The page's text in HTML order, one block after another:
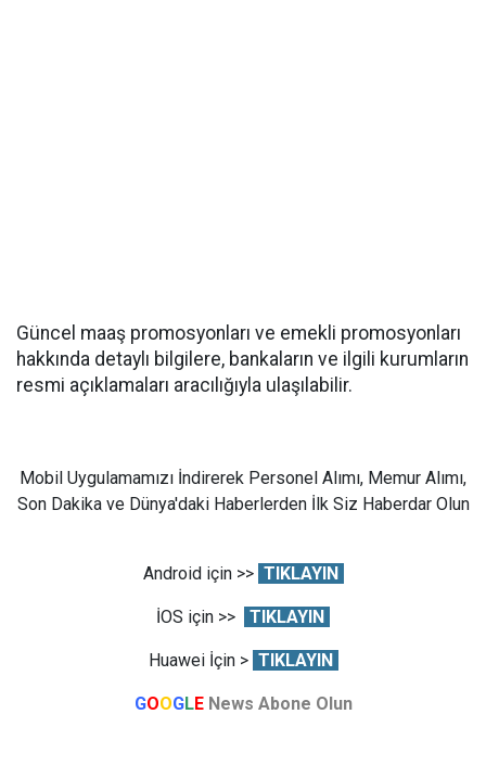
Güncel maaş promosyonları ve emekli promosyonları
hakkında detaylı bilgilere, bankaların ve ilgili kurumların
resmi açıklamaları aracılığıyla ulaşılabilir.
Mobil Uygulamamızı İndirerek Personel Alımı, Memur Alımı,
Son Dakika ve Dünya'daki Haberlerden İlk Siz Haberdar Olun
Android için >> TIKLAYIN
İOS için >> TIKLAYIN
Huawei İçin > TIKLAYIN
GOOGLE News Abone Olun